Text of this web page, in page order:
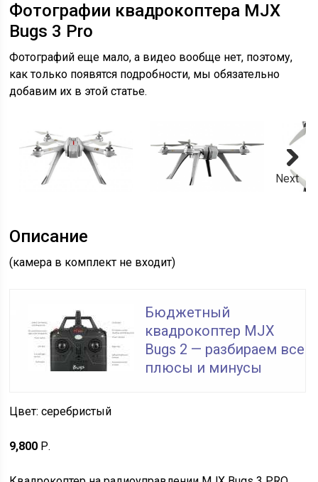
Фотографии квадрокоптера MJX
Bugs 3 Pro
Фотографий еще мало, а видео вообще нет, поэтому,
как только появятся подробности, мы обязательно
добавим их в этой статье.
Next
Описание
(камера в комплект не входит)
Бюджетный
квадрокоптер MJX
Bugs 2 — разбираем все
плюсы и минусы
Цвет: серебристый
9,800 Р.